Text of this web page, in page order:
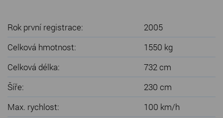
Rok první registrace:
2005
Celková hmotnost:
1550 kg
Celková délka:
732 cm
Šíře:
230 cm
Max. rychlost:
100 km/h